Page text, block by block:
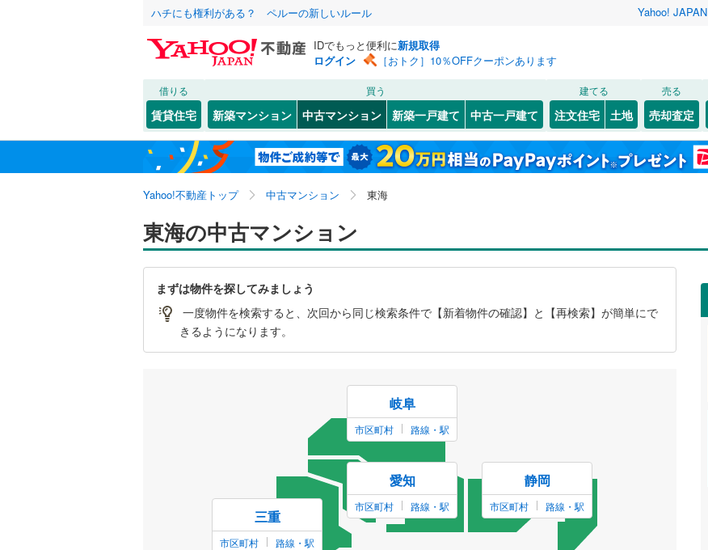
ハチにも権利がある？ ペルーの新しいルール Yahoo! JAPAN
IDでもっと便利に新規取得
ログイン
［おトク］10％OFFクーポンあります
借りる
賃貸住宅
買う
新築マンション 中古マンション 新築一戸建て 中古一戸建て
建てる
注文住宅 土地
売る
売却査定
Yahoo!不動産トップ 中古マンション 東海
東海の中古マンション
まずは物件を探してみましょう
一度物件を検索すると、次回から同じ検索条件で【新着物件の確認】と【再検索】が簡単にで
きるようになります。
岐阜
市区町村 路線・駅
三重
市区町村 路線・駅
愛知
市区町村 路線・駅
静岡
市区町村 路線・駅